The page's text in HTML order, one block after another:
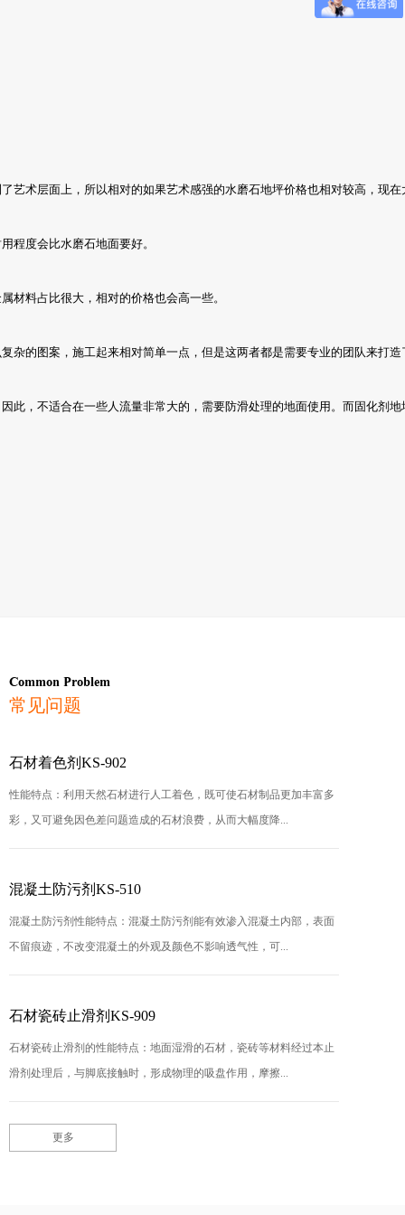
术层面上，所以相对的如果艺术感强的水磨石地坪价格也相对较高，现
程度会比水磨石地面要好。
材料占比很大，相对的价格也会高一些。
的图案，施工起来相对简单一点，但是这两者都是需要专业的团队来打
，不适合在一些人流量非常大的，需要防滑处理的地面使用。而固化
Common Problem
常见问题
石材着色剂KS-902
性能特点：利用天然石材进行人工着色，既可使石材制品更加丰富多
彩，又可避免因色差问题造成的石材浪费，从而大幅度降...
混凝土防污剂KS-510
混凝土防污剂性能特点：混凝土防污剂能有效渗入混凝土内部，表面
不留痕迹，不改变混凝土的外观及颜色不影响透气性，可...
石材瓷砖止滑剂KS-909
石材瓷砖止滑剂的性能特点：地面湿滑的石材，瓷砖等材料经过本止
滑剂处理后，与脚底接触时，形成物理的吸盘作用，摩擦...
更多